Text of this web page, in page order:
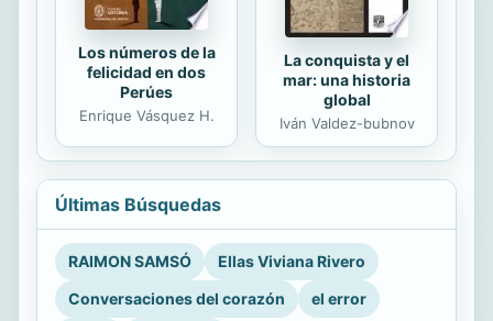
Los números de la
felicidad en dos
Perúes
Enrique Vásquez H.
La conquista y el
mar: una historia
global
Iván Valdez-bubnov
Últimas Búsquedas
RAIMON SAMSÓ
Ellas Viviana Rivero
Conversaciones del corazón
el error